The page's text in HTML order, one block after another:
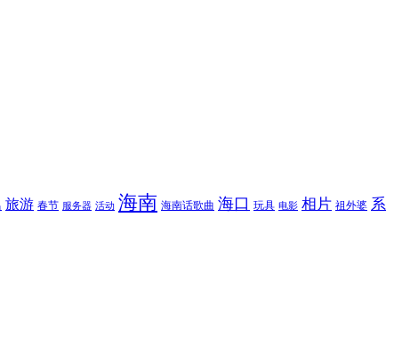
旅游 春节 服务器 活动 海南 海南话歌曲 海口 玩具 电影 相片 祖外婆 系